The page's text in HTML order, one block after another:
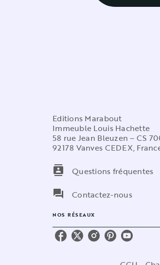
Editions Marabout
Immeuble Louis Hachette
58 rue Jean Bleuzen – CS
92178 Vanves CEDEX,
contacts
Questions fréquentes
question_answer
Contactez-nous
NOS RÉSEAUX